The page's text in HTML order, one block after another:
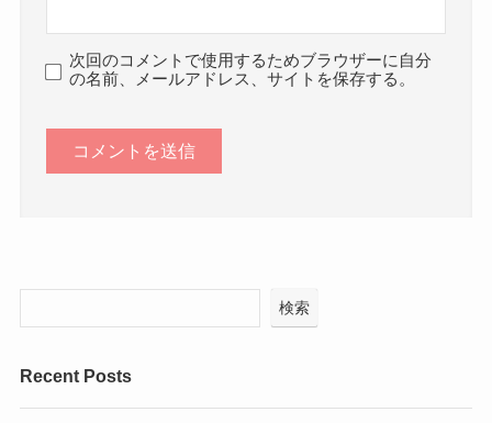
次回のコメントで使用するためブラウザーに自分
の名前、メールアドレス、サイトを保存する。
検索
Recent Posts